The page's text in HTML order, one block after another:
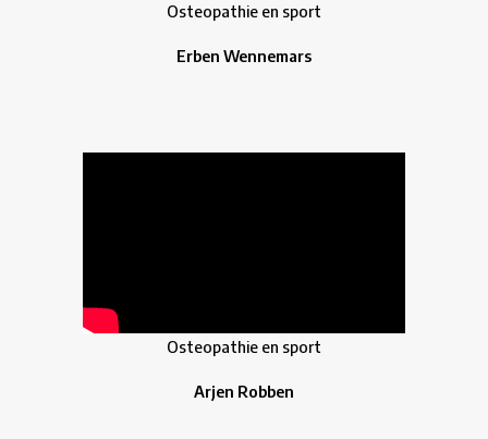
Osteopathie en sport
Erben Wennemars
Osteopathie en sport
Arjen Robben